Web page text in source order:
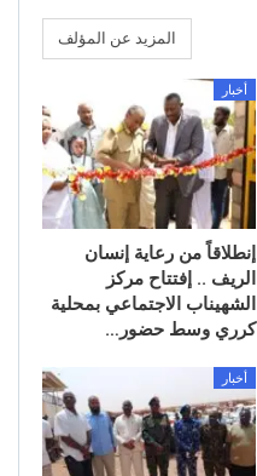
المزيد عن المؤلف
أخبار
إنطلاقاً من رعاية إنسان
الريف .. إفتتاح مركز
الشهيناب الاجتماعي بمحلية
كرري وسط حضور…
أخبار